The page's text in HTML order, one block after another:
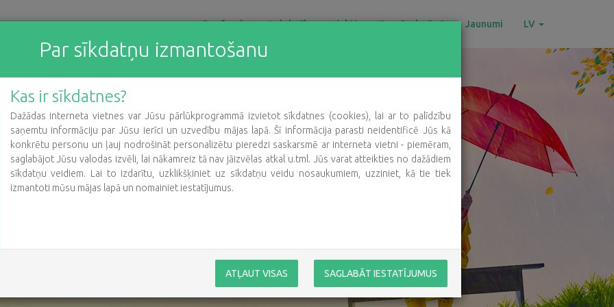
Par fondu Labdarības projekti Ko mēs darām? Jaunumi LV
BeOpen
tas,
atdodam.”
Par sīkdatņu izmantošanu
Kas ir sīkdatnes?
Dažādas interneta vietnes var Jūsu pārlūkprogrammā izvietot sīkdatnes (cookies), lai ar to palīdzību
saņemtu informāciju par Jūsu ierīci un uzvedību mājas lapā. Šī informācija parasti neidentificē Jūs kā
konkrētu personu un ļauj nodrošināt personalizētu pieredzi saskarsmē ar interneta vietni - piemēram,
saglabājot Jūsu valodas izvēli, lai nākamreiz tā nav jāizvēlas atkal u.tml. Jūs varat atteikties no dažādiem
sīkdatņu veidiem. Lai to izdarītu, uzklikšķiniet uz sīkdatņu veidu nosaukumiem, uzziniet, kā tie tiek
izmantoti mūsu mājas lapā un nomainiet iestatījumus.
ATĻAUT VISAS SAGLABĀT IESTATĪJUMUS